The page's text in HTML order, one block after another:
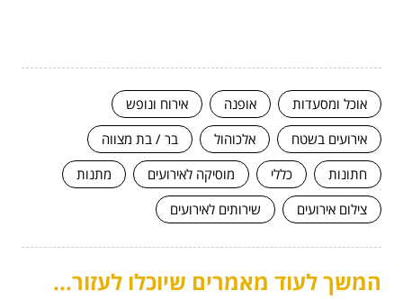
אוכל ומסעדות אופנה
אירוח ונופש
אירועים בשטח
אלכוהול
בר / בת מצווה
חתונות
כללי מוסיקה לאירועים
מתנות
צילום אירועים
שירותים לאירועים
המשך לעוד מאמרים שיוכלו לעזור...